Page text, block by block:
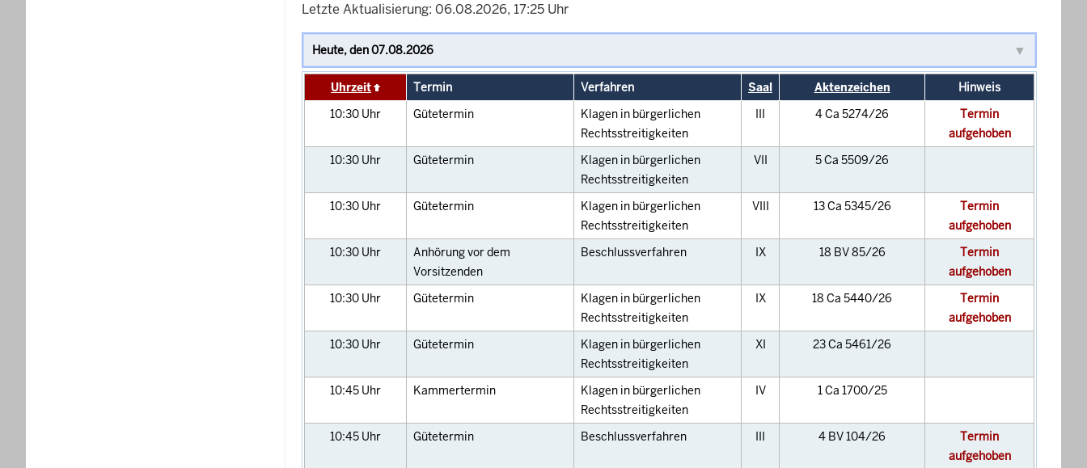
Letzte Aktualisierung: 06.08.2026, 17:25 Uhr
Uhrzeit Termin Verfahren Saal Aktenzeichen
Hinweis
10:30 Uhr Gütetermin
Klagen in bürgerlichen
Rechtsstreitigkeiten
III 4 Ca 5274/26
Termin
aufgehoben
10:30 Uhr Gütetermin
Klagen in bürgerlichen
Rechtsstreitigkeiten
VII 5 Ca 5509/26
10:30 Uhr Gütetermin
Klagen in bürgerlichen
Rechtsstreitigkeiten
VIII 13 Ca 5345/26
Termin
aufgehoben
10:30 Uhr
Anhörung vor dem
Vorsitzenden
Beschlussverfahren IX 18 BV 85/26
Termin
aufgehoben
10:30 Uhr Gütetermin
Klagen in bürgerlichen
Rechtsstreitigkeiten
IX 18 Ca 5440/26
Termin
aufgehoben
10:30 Uhr Gütetermin
Klagen in bürgerlichen
Rechtsstreitigkeiten
XI 23 Ca 5461/26
10:45 Uhr Kammertermin
Klagen in bürgerlichen
Rechtsstreitigkeiten
IV 1 Ca 1700/25
10:45 Uhr Gütetermin Beschlussverfahren III 4 BV 104/26
Termin
aufgehoben